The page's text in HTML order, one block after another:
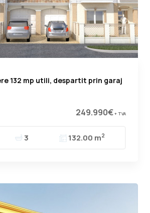
132 mp utili, despartit prin garaj
249.990€+ TVA
3 132.00 m2